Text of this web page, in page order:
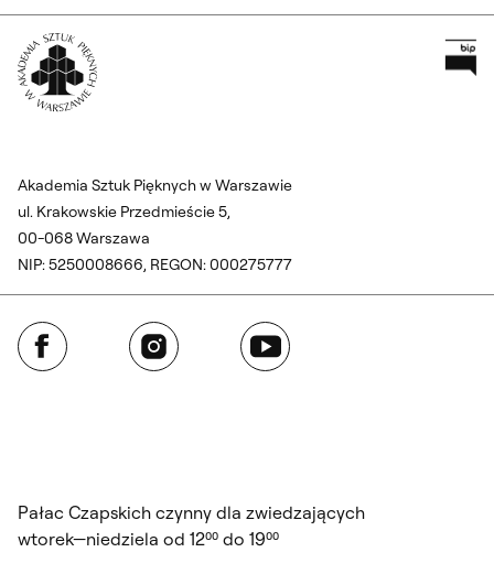
Akademia Sztuk Pięknych w Warszawie
ul. Krakowskie Przedmieście 5,
00-068 Warszawa
NIP: 5250008666, REGON: 000275777
Facebook Instagram YouTube
Pałac Czapskich czynny dla zwiedzających
wtorek—niedziela od 12⁰⁰ do 19⁰⁰